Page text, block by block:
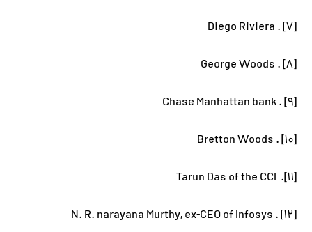
[۷] . Diego Riviera
[۸] . George Woods
[۹] . Chase Manhattan bank
[۱۰] . Bretton Woods
[۱۱]. Tarun Das of the CCI
[۱۲] . N. R. narayana Murthy, ex-CEO of Infosys